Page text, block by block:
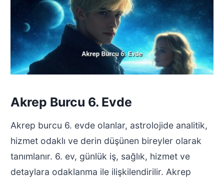
Akrep Burcu 6. Evde
Akrep burcu 6. evde olanlar, astrolojide analitik,
hizmet odaklı ve derin düşünen bireyler olarak
tanımlanır. 6. ev, günlük iş, sağlık, hizmet ve
detaylara odaklanma ile ilişkilendirilir. Akrep